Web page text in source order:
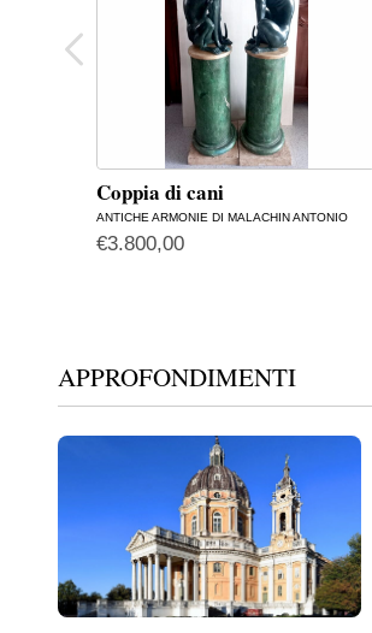
Coppia di cani
ANTICHE ARMONIE DI MALACHIN ANTONIO
€3.800,00
APPROFONDIMENTI